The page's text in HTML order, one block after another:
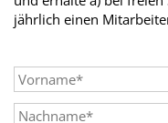
jährlich einen